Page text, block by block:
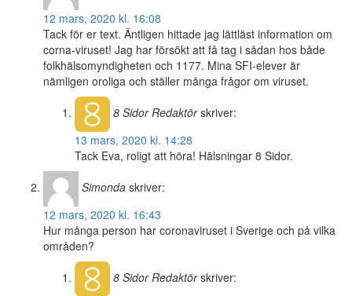
12 mars, 2020 kl. 16:08
Tack för er text. Äntligen hittade jag lättläst information om
corna-viruset! Jag har försökt att få tag i sådan hos både
folkhälsomyndigheten och 1177. Mina SFI-elever är
nämligen oroliga och ställer många frågor om viruset.
8 SidorRedaktör skriver:
13 mars, 2020 kl. 14:28
Tack Eva, roligt att höra! Hälsningar 8 Sidor.
Simonda skriver:
12 mars, 2020 kl. 16:43
Hur många person har coronaviruset i Sverige och på vilka
områden?
8 SidorRedaktör skriver: